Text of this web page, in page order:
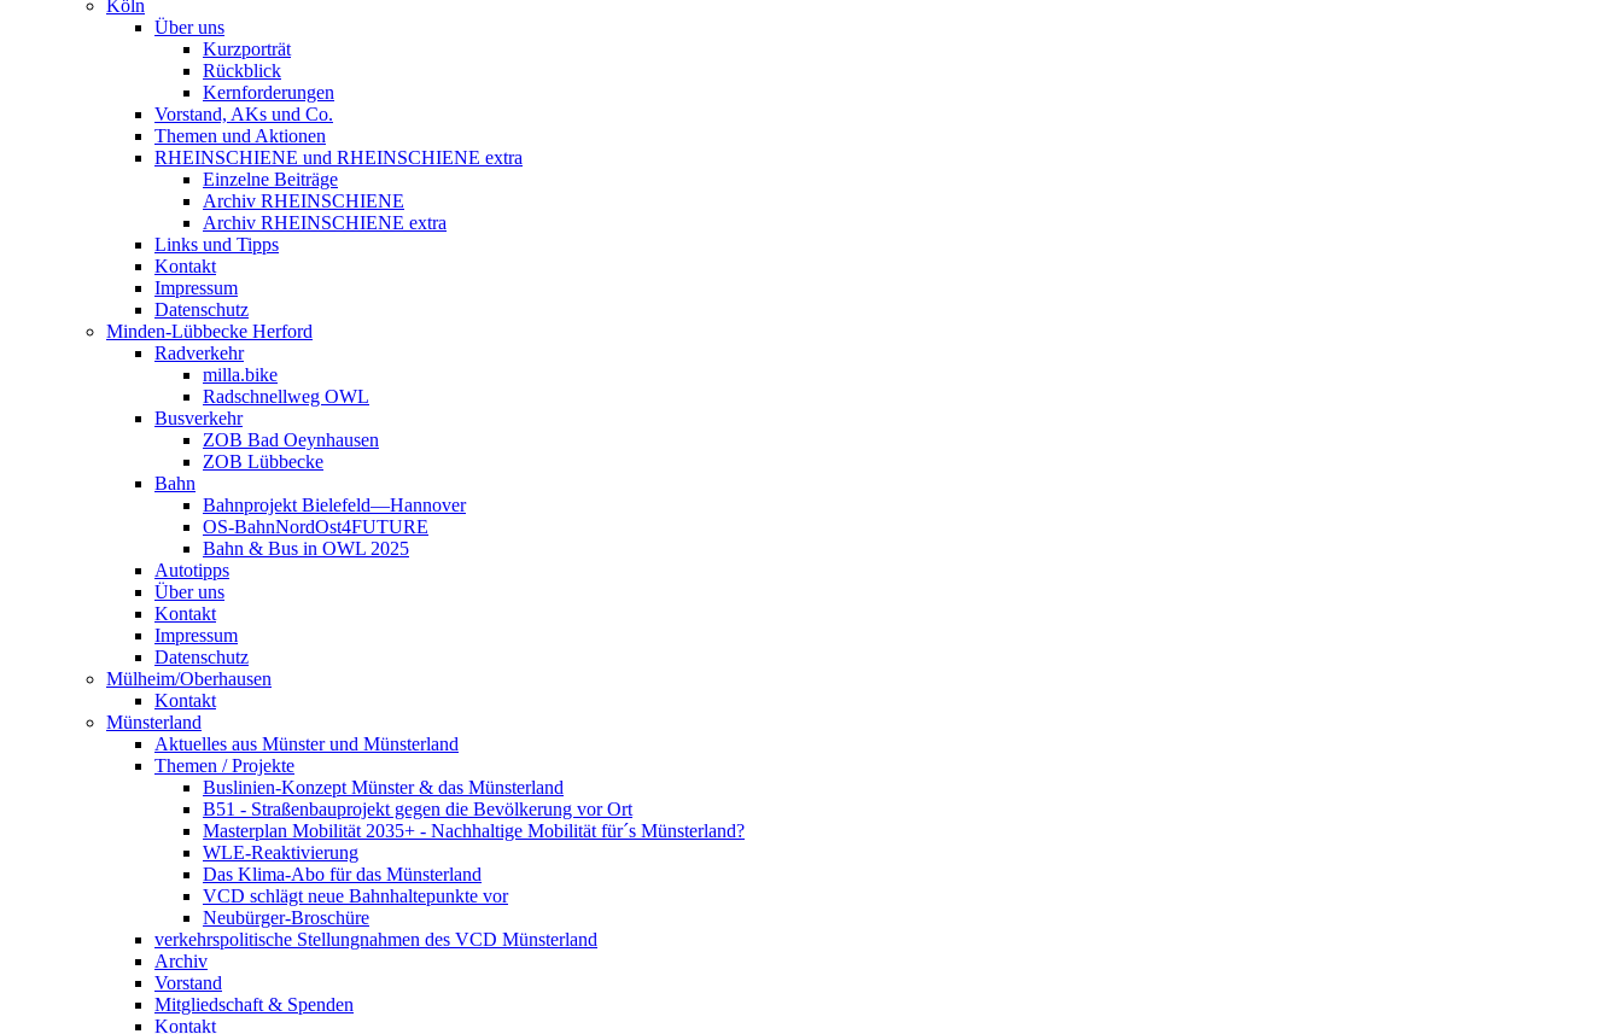
Köln
Über uns
Kurzporträt
Rückblick
Kernforderungen
Vorstand, AKs und Co.
Themen und Aktionen
RHEINSCHIENE und RHEINSCHIENE extra
Einzelne Beiträge
Archiv RHEINSCHIENE
Archiv RHEINSCHIENE extra
Links und Tipps
Kontakt
Impressum
Datenschutz
Minden-Lübbecke Herford
Radverkehr
milla.bike
Radschnellweg OWL
Busverkehr
ZOB Bad Oeynhausen
ZOB Lübbecke
Bahn
Bahnprojekt Bielefeld—Hannover
OS-BahnNordOst4FUTURE
Bahn & Bus in OWL 2025
Autotipps
Über uns
Kontakt
Impressum
Datenschutz
Mülheim/Oberhausen
Kontakt
Münsterland
Aktuelles aus Münster und Münsterland
Themen / Projekte
Buslinien-Konzept Münster & das Münsterland
B51 - Straßenbauprojekt gegen die Bevölkerung vor Ort
Masterplan Mobilität 2035+ - Nachhaltige Mobilität für´s Münsterland?
WLE-Reaktivierung
Das Klima-Abo für das Münsterland
VCD schlägt neue Bahnhaltepunkte vor
Neubürger-Broschüre
verkehrspolitische Stellungnahmen des VCD Münsterland
Archiv
Vorstand
Mitgliedschaft & Spenden
Kontakt